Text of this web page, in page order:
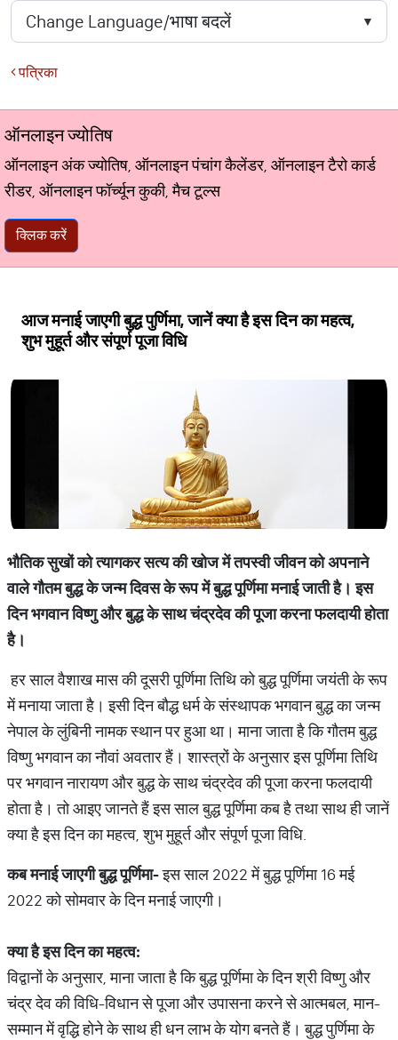
पत्रिका
ऑनलाइन ज्योतिष
ऑनलाइन अंक ज्योतिष, ऑनलाइन पंचांग कैलेंडर, ऑनलाइन टैरो कार्ड
रीडर, ऑनलाइन फॉर्च्यून कुकी, मैच टूल्स
क्लिक करें
आज मनाई जाएगी बुद्ध पुर्णिमा, जानें क्या है इस दिन का महत्व,
शुभ मुहूर्त और संपूर्ण पूजा विधि
भौतिकसुखोंकोत्यागकरसत्यकीखोजमेंतपस्वीजीवनकोअपनाने
वालेगौतमबुद्धकेजन्मदिवसकेरूपमेंबुद्धपूर्णिमामनाईजातीहै। इस
दिनभगवानविष्णुऔरबुद्धकेसाथचंद्रदेवकीपूजाकरनाफलदायीहोता
है।
हर साल वैशाख मास की दूसरी पूर्णिमा तिथि को बुद्ध पूर्णिमा जयंती के रूप
में मनाया जाता है। इसी दिन बौद्ध धर्म के संस्थापक भगवान बुद्ध का जन्म
नेपाल के लुंबिनी नामक स्थान पर हुआ था। माना जाता है कि गौतम बुद्ध
विष्णु भगवान का नौवां अवतार हैं। शास्त्रों के अनुसार इस पूर्णिमा तिथि
पर भगवान नारायण और बुद्ध के साथ चंद्रदेव की पूजा करना फलदायी
होता है। तो आइए जानते हैं इस साल बुद्ध पूर्णिमा कब है तथा साथ ही जानें
क्या है इस दिन का महत्व, शुभ मुहूर्त और संपूर्ण पूजा विधि.
कबमनाईजाएगीबुद्धपूर्णिमा-इस साल 2022 में बुद्ध पूर्णिमा 16 मई
2022 को सोमवार के दिन मनाई जाएगी।
क्याहैइसदिनकामहत्व:
विद्वानों के अनुसार, माना जाता है कि बुद्ध पूर्णिमा के दिन श्री विष्णु और
चंद्र देव की विधि-विधान से पूजा और उपासना करने से आत्मबल, मान-
सम्मान में वृद्धि होने के साथ ही धन लाभ के योग बनते हैं। बुद्ध पुर्णिमा के